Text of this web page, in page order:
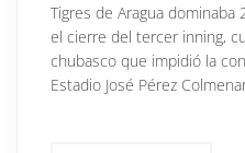
Tigres de Aragua dominaba
el cierre del tercer inning,
chubasco que impidió la
Estadio José Pérez